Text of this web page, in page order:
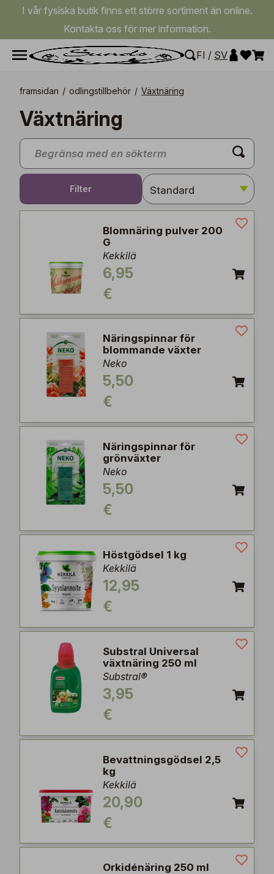
I vår fysiska butik finns ett större sortiment än online.
Kontakta oss för mer information.
FI / SV
framsidan / odlingstillbehör / Växtnäring
Växtnäring
Filter
Blomnäring pulver 200
G
Kekkilä
6,95
€
Näringspinnar för
blommande växter
Neko
5,50
€
Näringspinnar för
grönväxter
Neko
5,50
€
Höstgödsel 1 kg
Kekkilä
12,95
€
Substral Universal
växtnäring 250 ml
Substral®
3,95
€
Bevattningsgödsel 2,5
kg
Kekkilä
20,90
€
Orkidénäring 250 ml